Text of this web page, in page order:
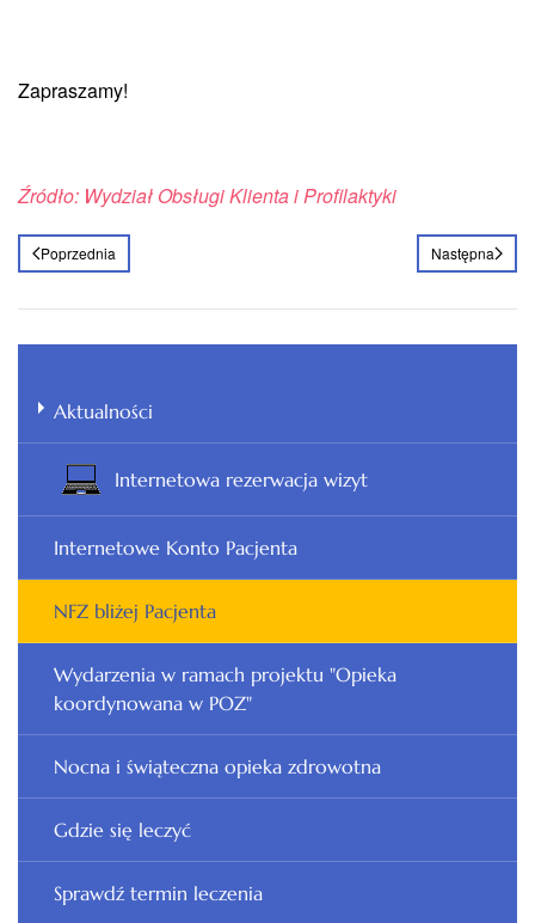
Zapraszamy!
Źródło: Wydział Obsługi Klienta i Profilaktyki
Poprzednia Następna
Aktualności
Internetowa rezerwacja wizyt
Internetowe Konto Pacjenta
NFZ bliżej Pacjenta
Wydarzenia w ramach projektu "Opieka
koordynowana w POZ"
Nocna i świąteczna opieka zdrowotna
Gdzie się leczyć
Sprawdź termin leczenia